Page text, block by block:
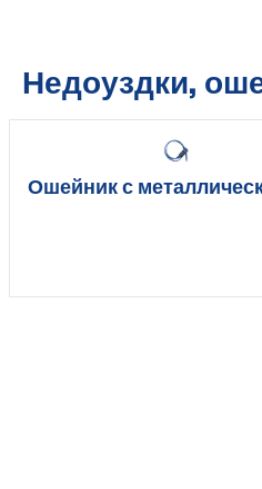
Недоуздки,
Ошейник с